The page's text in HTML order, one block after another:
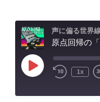
ト
オ
ー
ィ
＆
検
証"
え
る
想
声に偏る世界
Play
Episode 1x